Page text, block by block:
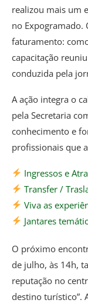
realizou mais um
no Expogramado.
faturamento:
capacitação
conduzida pela
A ação integra o
pela Secretaria
conhecimento e
profissionais que
Ingressos e
Transfer /
Viva as
Jantares
O próximo
de julho, às 14h,
reputação no
destino turístico”.